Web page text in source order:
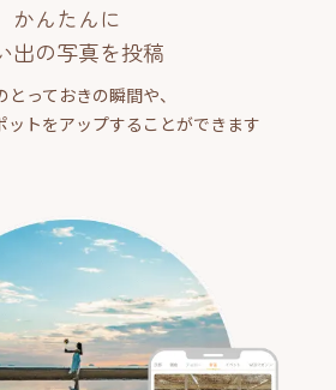
かんたんに
出の写真を投稿
とっておきの瞬間や、
ットをアップすることができます